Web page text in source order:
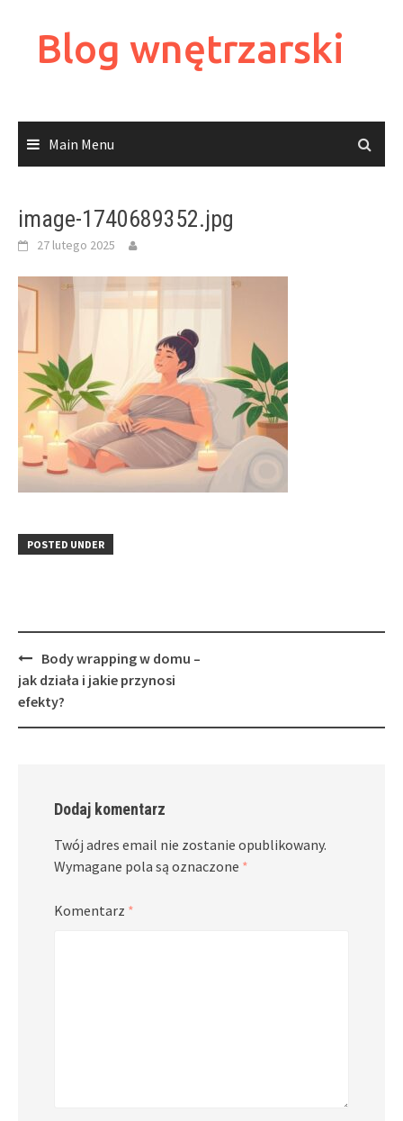
contentBlog wnętrzarski
Main Menu
image-1740689352.jpg
27 lutego 2025
POSTED UNDER
Post
navigation
Body wrapping w domu –
jak działa i jakie przynosi
efekty?
Dodaj komentarz
Twój adres email nie zostanie opublikowany.
Wymagane pola są oznaczone *
Komentarz *